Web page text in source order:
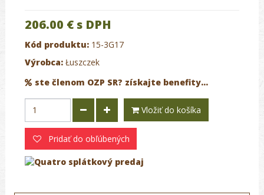
206.00 € s DPH
Kód produktu: 15-3G17
Výrobca: Łuszczek
ste členom OZP SR? získajte benefity...
Vložiť do košíka
Pridať do obľúbených